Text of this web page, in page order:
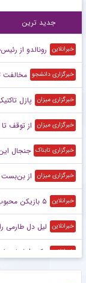
جدید ترین
خبرانلاین رونالدو از
خبرگزاری دانشجو مخالفت AFC با میزبانی استقلال در عراق
خبرگزاری میزان پازل تاکتیکی
خبرگزاری میزان از توقف تا
خبرگزاری تابناک جنجال این
خبرگزاری میزان از بن‌بست
خبرانلاین ۵ بازیکن محبوب فوتبال در شبکه اجتماعی!
خبرانلاین لیل دل طارمی
خبرانلاین عکس| شماره